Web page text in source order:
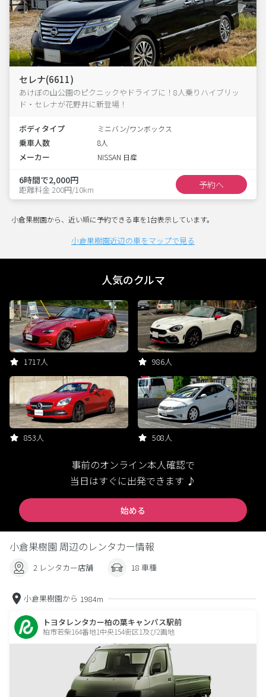
セレナ(6611)
あけぼの山公園のピクニックやドライブに！8人乗りハイブリッ
ド・セレナが花野井に新登場！
ボディタイプ ミニバン/ワンボックス
乗車人数 8人
メーカー NISSAN 日産
6時間で2,000円
距離料金 200円/10km 予約へ
小倉果樹園から、近い順に予約できる車を1台表示しています。
小倉果樹園近辺の車をマップで見る
人気のクルマ
1717人 986人
853人 508人
事前のオンライン本人確認で
当日はすぐに出発できます ♪
始める
小倉果樹園 周辺のレンタカー情報
2 レンタカー店舗 18 車種
小倉果樹園から 1984m
トヨタレンタカー柏の葉キャンパス駅前
柏市若柴164番地1中央154街区1及び2画地